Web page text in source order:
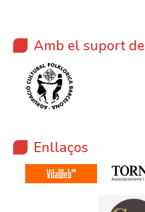
Amb el suport de
Enllaços